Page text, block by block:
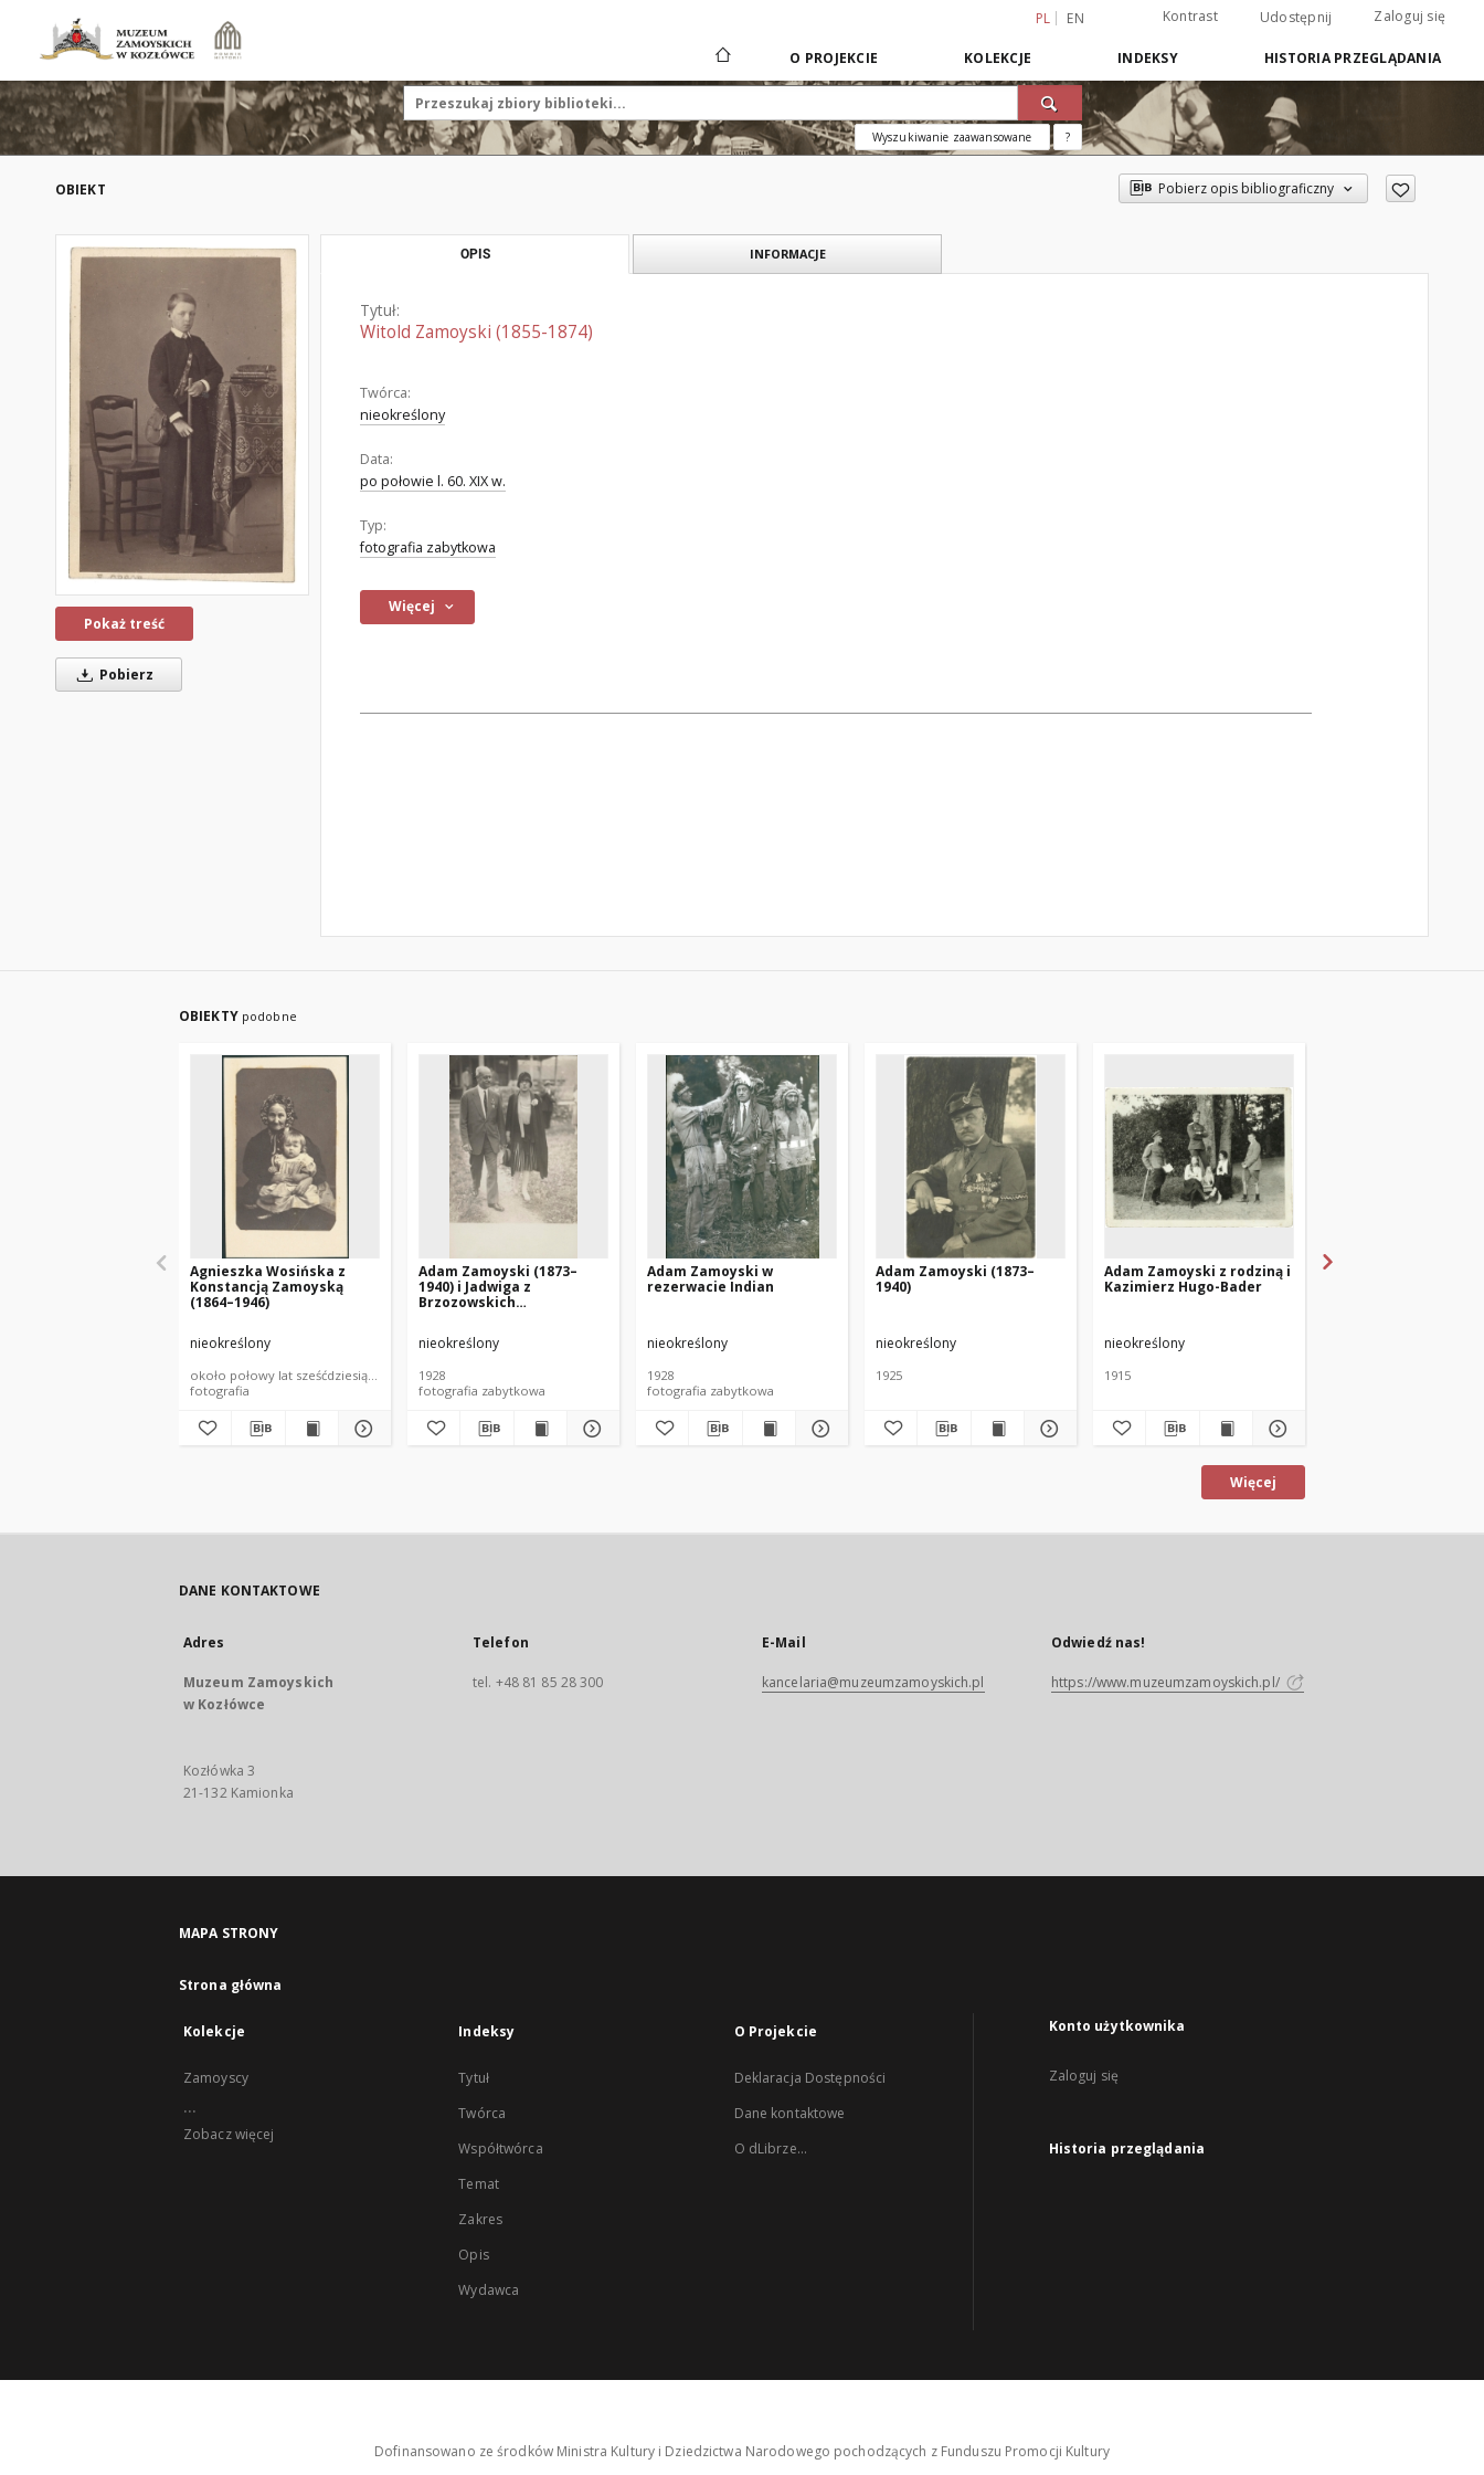
PL EN Kontrast Udostępnij Zaloguj się
O PROJEKCIE KOLEKCJE INDEKSY HISTORIA PRZEGLĄDANIA
Wyszukiwanie zaawansowane ?
OBIEKT Pobierz opis bibliograficzny
Pokaż treść
Pobierz
OPIS INFORMACJE
Tytuł:
Witold Zamoyski (1855-1874)
Twórca:
nieokreślony
Data:
po połowie l. 60. XIX w.
Typ:
fotografia zabytkowa
Więcej
OBIEKTY podobne
Agnieszka Wosińska z
Konstancją Zamoyską
(1864–1946)
nieokreślony
około połowy lat sześćdziesiątych XIX wieku
fotografia
Adam Zamoyski (1873–
1940) i Jadwiga z
Brzozowskich
(1908–1998)
nieokreślony
1928
fotografia zabytkowa
Adam Zamoyski w
rezerwacie Indian
nieokreślony
1928
fotografia zabytkowa
Adam Zamoyski (1873–
1940)
nieokreślony
1925
Adam Zamoyski z rodziną i
Kazimierz Hugo-Bader
nieokreślony
1915
Więcej
DANE KONTAKTOWE
Adres
Muzeum Zamoyskich
w Kozłówce
Kozłówka 3
21-132 Kamionka
Telefon
tel. +48 81 85 28 300
E-Mail
kancelaria@muzeumzamoyskich.pl
Odwiedź nas!
https://www.muzeumzamoyskich.pl/
MAPA STRONY
Strona główna
Kolekcje
Zamoyscy
...
Zobacz więcej
Indeksy
Tytuł
Twórca
Współtwórca
Temat
Zakres
Opis
Wydawca
O Projekcie
Deklaracja Dostępności
Dane kontaktowe
O dLibrze...
Konto użytkownika
Zaloguj się
Historia przeglądania
Dofinansowano ze środków Ministra Kultury i Dziedzictwa Narodowego pochodzących z Funduszu Promocji Kultury